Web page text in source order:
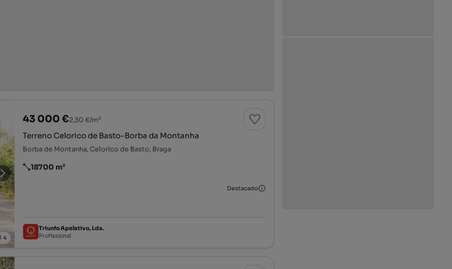
4
43 000 €2,30 €/m²
Terreno Celorico de Basto-Borba da Montanha
Borba de Montanha, Celorico de Basto, Braga
Preço por metro quadrado
18700 m²
Destacado
Triunfo Apelativo, Lda.
Profissional